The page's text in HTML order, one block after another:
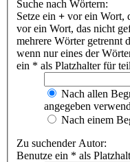
Suche nach Wörtern:
Setze ein + vor ein Wort,
vor ein Wort, das nicht
mehrere Wörter getrennt
wenn nur eines der
ein * als Platzhalter für
Nach allen
angegeben
Nach einem
Zu suchender Autor:
Benutze ein * als